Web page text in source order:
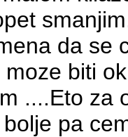
da se
biti
....Eto za
pa